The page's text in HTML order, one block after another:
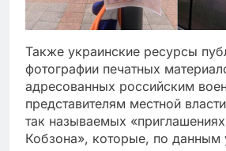
Также украинские ресурсы
фотографии печатных
адресованных российским
представителям местной
так называемых
Кобзона», которые, по данным